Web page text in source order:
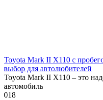
Toyota Mark II X110 с
выбор для автолюбителей
Toyota Mark II X110 – это
автомобиль
018